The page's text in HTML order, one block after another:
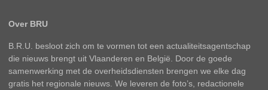
Over BRU
B.R.U. besloot zich om te vormen tot een actualiteitsagentschap
die nieuws brengt uit Vlaanderen en België. Door de goede
samenwerking met de overheidsdiensten brengen we elke dag
gratis het regionale nieuws. We leveren de foto’s, redactionele